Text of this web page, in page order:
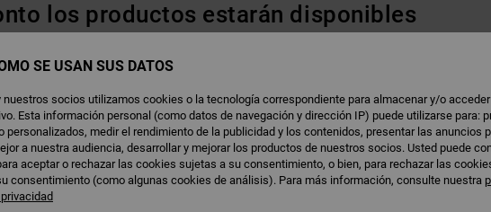
los productos estarán disponibles
SE USAN SUS DATOS
nuestros socios utilizamos cookies o la tecnología correspondiente para almacenar y/o
Esta información personal (como datos de navegación y dirección IP) puede utilizarse para:
personalizados, medir el rendimiento de la publicidad y los contenidos, presentar las anuncios
a nuestra audiencia, desarrollar y mejorar los productos de nuestros socios. Usted puede
aceptar o rechazar las cookies sujetas a su consentimiento, o bien, para rechazar las
consentimiento (como algunas cookies de análisis). Para más información, consulte nuestra